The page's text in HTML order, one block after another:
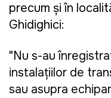
precum și în
Ghidighici:
"Nu s-au
instalațiilor de
sau asupra